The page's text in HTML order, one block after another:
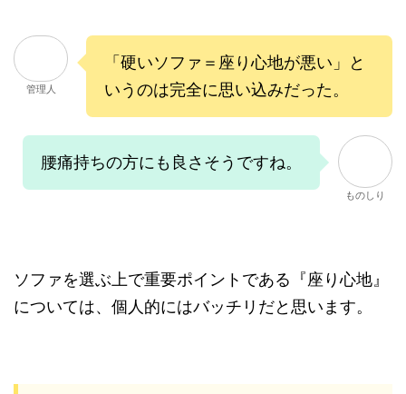
管理人
「硬いソファ＝座り心地が悪い」と
いうのは完全に思い込みだった。
腰痛持ちの方にも良さそうですね。
ものしり
ソファを選ぶ上で重要ポイントである『座り心地』
については、個人的にはバッチリだと思います。